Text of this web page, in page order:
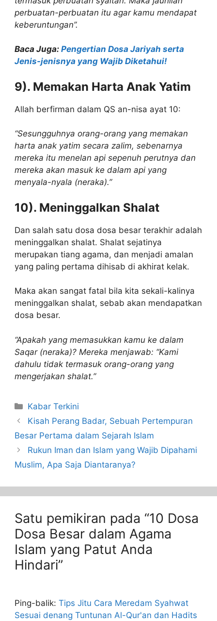
perbuatan-perbuatan itu agar kamu mendapat
keberuntungan”.
Baca Juga: Pengertian Dosa Jariyah serta
Jenis-jenisnya yang Wajib Diketahui!
9). Memakan Harta Anak Yatim
Allah berfirman dalam QS an-nisa ayat 10:
“Sesungguhnya orang-orang yang memakan
harta anak yatim secara zalim, sebenarnya
mereka itu menelan api sepenuh perutnya dan
mereka akan masuk ke dalam api yang
menyala-nyala (neraka).”
10). Meninggalkan Shalat
Dan salah satu dosa dosa besar terakhir adalah
meninggalkan shalat. Shalat sejatinya
merupakan tiang agama, dan menjadi amalan
yang paling pertama dihisab di akhirat kelak.
Maka akan sangat fatal bila kita sekali-kalinya
meninggalkan shalat, sebab akan mendapatkan
dosa besar.
“Apakah yang memasukkan kamu ke dalam
Saqar (neraka)? Mereka menjawab: “Kami
dahulu tidak termasuk orang-orang yang
mengerjakan shalat.”
Kabar Terkini
Kisah Perang Badar, Sebuah Pertempuran
Besar Pertama dalam Sejarah Islam
Rukun Iman dan Islam yang Wajib Dipahami
Muslim, Apa Saja Diantaranya?
Satu pemikiran pada “10 Dosa
Dosa Besar dalam Agama
Islam yang Patut Anda
Hindari”
Ping-balik: Tips Jitu Cara Meredam Syahwat
Sesuai denang Tuntunan Al-Qur'an dan Hadits